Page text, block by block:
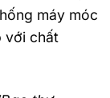
máy móc
với chất